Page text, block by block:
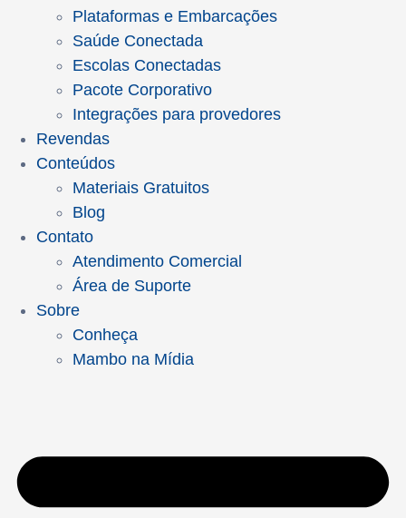
Plataformas e Embarcações
Saúde Conectada
Escolas Conectadas
Pacote Corporativo
Integrações para provedores
Revendas
Conteúdos
Materiais Gratuitos
Blog
Contato
Atendimento Comercial
Área de Suporte
Sobre
Conheça
Mambo na Mídia